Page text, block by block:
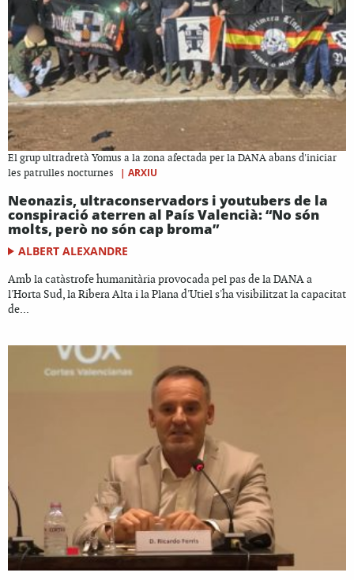
El grup ultradretà Yomus a la zona afectada per la DANA abans d'iniciar
les patrulles nocturnes
| ARXIU
Neonazis, ultraconservadors i youtubers de la
conspiració aterren al País Valencià: “No són
molts, però no són cap broma”
ALBERT ALEXANDRE
Amb la catàstrofe humanitària provocada pel pas de la DANA a
l'Horta Sud, la Ribera Alta i la Plana d'Utiel s'ha visibilitzat la capacitat
de...